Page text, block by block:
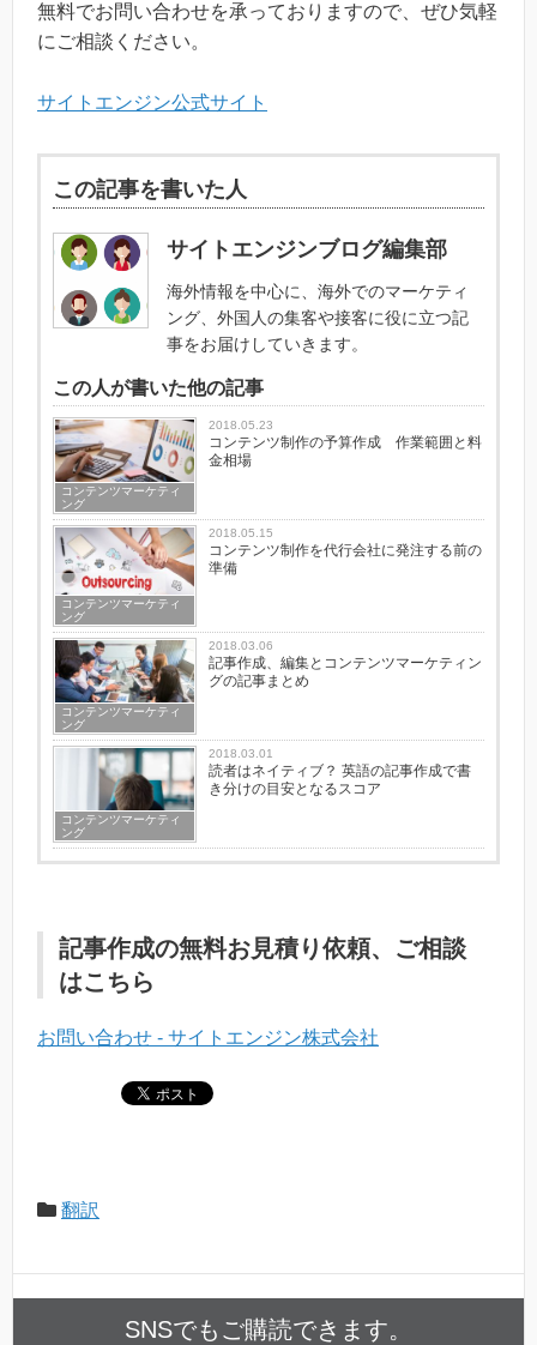
無料でお問い合わせを承っておりますので、ぜひ気軽
にご相談ください。
サイトエンジン公式サイト
この記事を書いた人
サイトエンジンブログ編集部
海外情報を中心に、海外でのマーケティ
ング、外国人の集客や接客に役に立つ記
事をお届けしていきます。
この人が書いた他の記事
コンテンツマーケティ
ング
2018.05.23
コンテンツ制作の予算作成 作業範囲と料
金相場
コンテンツマーケティ
ング
2018.05.15
コンテンツ制作を代行会社に発注する前の
準備
コンテンツマーケティ
ング
2018.03.06
記事作成、編集とコンテンツマーケティン
グの記事まとめ
コンテンツマーケティ
ング
2018.03.01
読者はネイティブ？ 英語の記事作成で書
き分けの目安となるスコア
記事作成の無料お見積り依頼、ご相談
はこちら
お問い合わせ - サイトエンジン株式会社
翻訳
SNSでもご購読できます。